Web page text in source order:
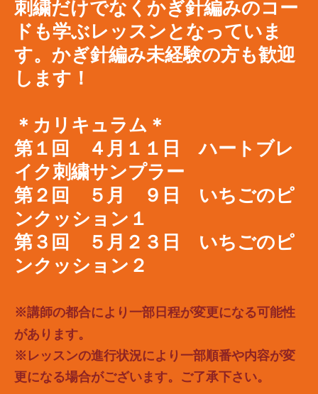
刺繍だけでなくかぎ針編みのコー
ドも学ぶレッスンとなっていま
す。かぎ針編み未経験の方も歓迎
します！
＊カリキュラム＊
第１回 ４月１１日ハートブレ
イク刺繍サンプラー
第２回 ５月 ９日 いちごのピ
ンクッション１
第３回 ５月２３日 いちごのピ
ンクッション２
※講師の都合により一部日程が変更になる可能性
があります。
※レッスンの進行状況により一部順番や内容が変
更になる場合がございます。ご了承下さい。